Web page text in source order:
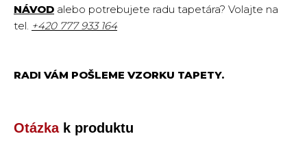
NÁVOD alebo potrebujete radu tapetára? Volajte na
tel. +420 777 933 164
RADI VÁM POŠLEME VZORKU TAPETY.
Otázkak produktu